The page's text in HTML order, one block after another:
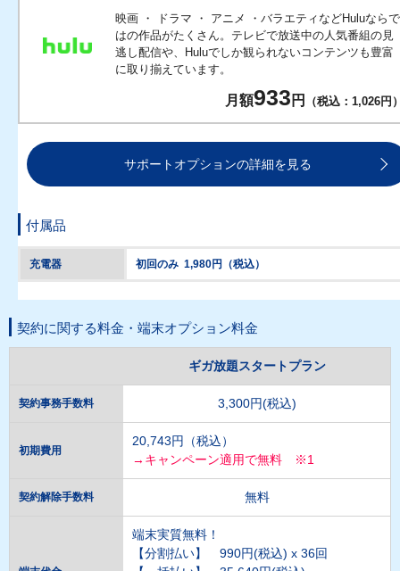
映画 ・ ドラマ ・ アニメ ・バラエティなどHuluならで
はの作品がたくさん。テレビで放送中の人気番組の見
逃し配信や、Huluでしか観られないコンテンツも豊富
に取り揃えています。
月額933 円 （税込：1,026円
サポートオプションの詳細を見る
付属品
充電器 初回のみ 1,980円（税込）
契約に関する料金・端末オプション料金
ギガ放題スタートプラン
契約事務手数料 3,300円(税込)
初期費用
20,743円（税込）
→キャンペーン適用で無料 ※1
契約解除手数料 無料
端末実質無料！
【分割払い】 990円(税込) x 36回